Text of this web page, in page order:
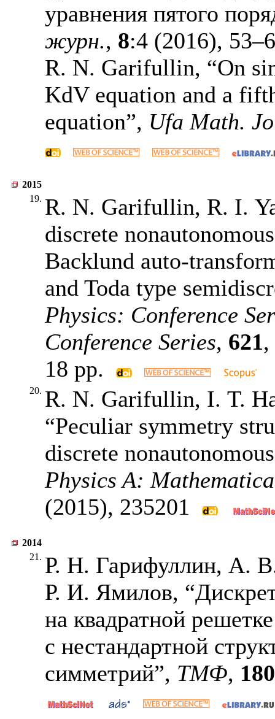
уравнения пятого
журн., 8:4 (2016),
R. N. Garifullin, “On
KdV equation and a
equation”, Ufa Math.
2015
19. R. N. Garifullin, R. I.
discrete
Backlund auto-
and Toda type
Physics: Conference
Conference Series, 621
18 pp.
20. R. N. Garifullin, I. T.
“Peculiar symmetry
discrete
Physics A:
(2015), 235201
2014
21. Р. Н. Гарифуллин, А.
Р. И. Ямилов,
на квадратной решетке
с нестандартной
симметрий”, ТМФ, 180